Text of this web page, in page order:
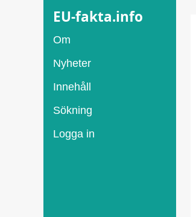
EU-fakta.info
Om
Nyheter
Innehåll
Sökning
Logga in